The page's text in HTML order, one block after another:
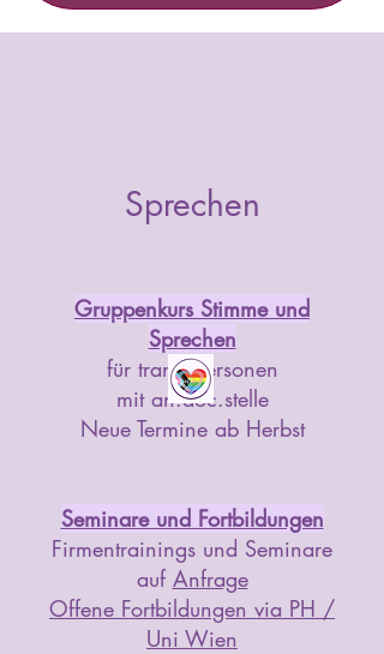
Sprechen
Gruppenkurs Stimme und
Sprechen
für trans*Personen
mit an.doc.stelle
Neue Termine ab Herbst
Seminare und Fortbildungen
Firmentrainings und Seminare
auf Anfrage
Offene Fortbildungen via PH /
Uni Wien